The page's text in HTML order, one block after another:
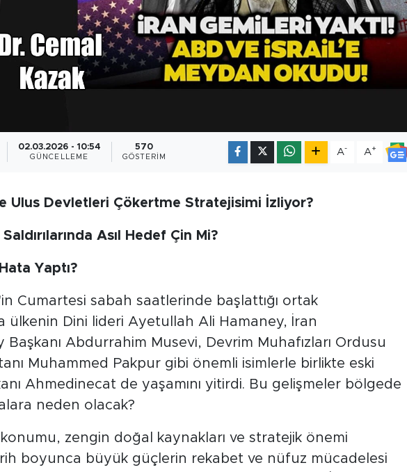
02.03.2026 - 10:54
GÜNCELLEME
570
GÖSTERIM
A- A+
Ulus Devletleri Çökertme Stratejisimi İzliyor?
Asıl Hedef Çin Mi?
Yaptı?
Cumartesi sabah saatlerinde başlattığı ortak
ülkenin Dini lideri Ayetullah Ali Hamaney, İran
Başkanı Abdurrahim Musevi, Devrim Muhafızları Ordusu
Muhammed Pakpur gibi önemli isimlerle birlikte eski
Ahmedinecat de yaşamını yitirdi. Bu gelişmeler bölgede
neden olacak?
zengin doğal kaynakları ve stratejik önemi
boyunca büyük güçlerin rekabet ve nüfuz mücadelesi